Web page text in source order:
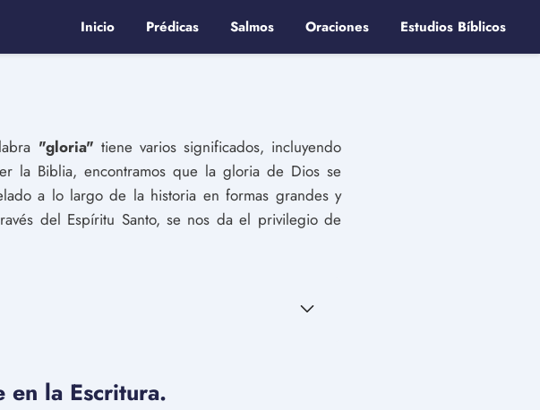
Inicio Prédicas Salmos Oraciones Estudios Bíblicos
"gloria" tiene varios significados, incluyendo
la Biblia, encontramos que la gloria de Dios se
a lo largo de la historia en formas grandes y
del Espíritu Santo, se nos da el privilegio de
en la Escritura.